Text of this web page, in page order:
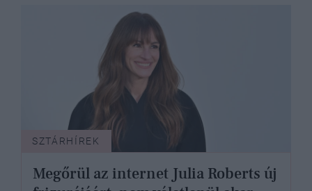
SZTÁRHÍREK
Megőrül az internet Julia Roberts új